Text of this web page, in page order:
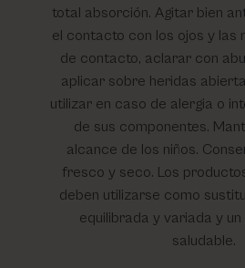
total absorción. Agitar bien
el contacto con los ojos y las
de contacto, aclarar con
aplicar sobre heridas
utilizar en caso de alergia o
de sus componentes.
alcance de los niños.
fresco y seco. Los
deben utilizarse como
equilibrada y variada y
saludable.